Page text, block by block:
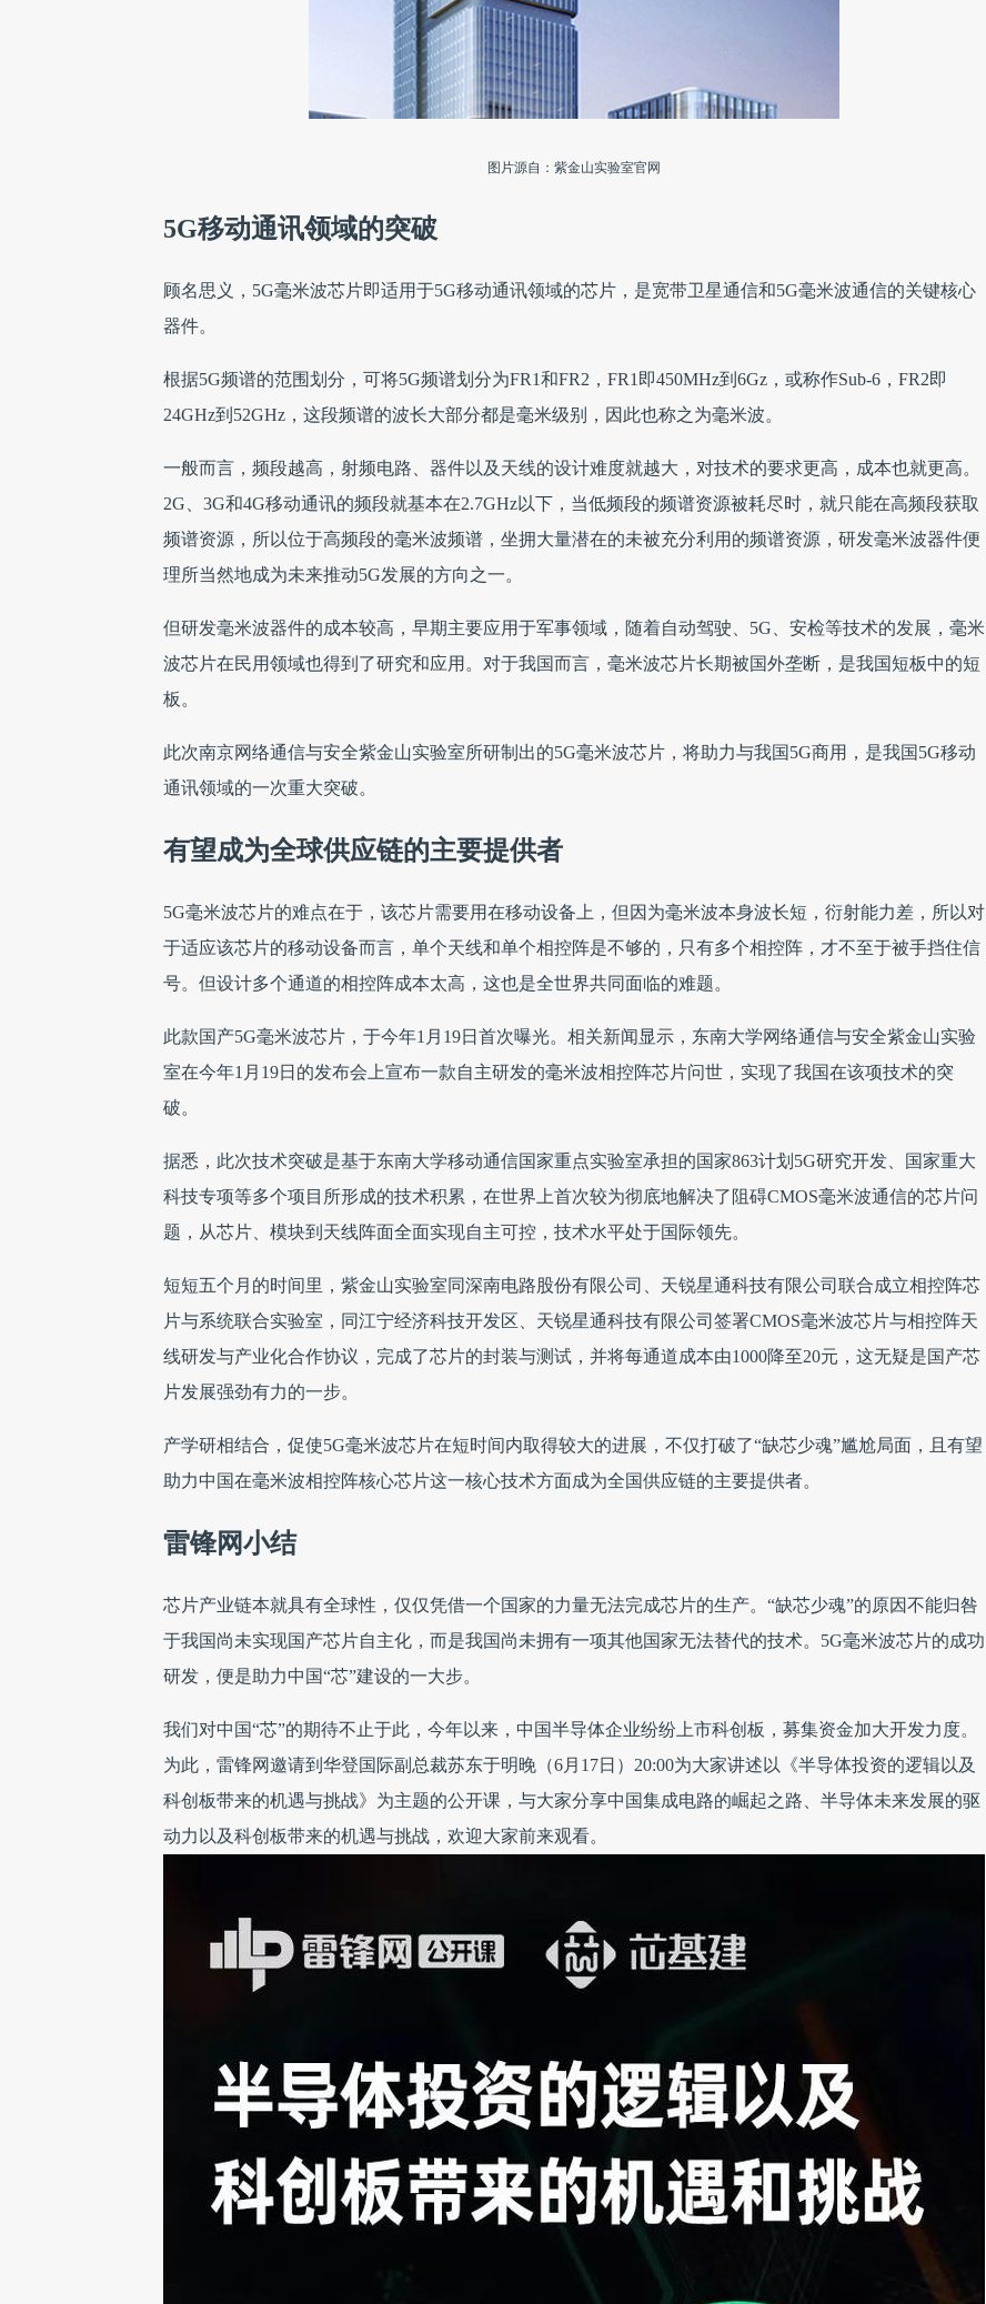
图片源自：紫金山实验室官网
5G移动通讯领域的突破
顾名思义，5G毫米波芯片即适用于5G移动通讯领域的芯片，是宽带卫星通信和5G毫米波通信的关键核心
器件。
根据5G频谱的范围划分，可将5G频谱划分为FR1和FR2，FR1即450MHz到6Gz，或称作Sub-6，FR2即
24GHz到52GHz，这段频谱的波长大部分都是毫米级别，因此也称之为毫米波。
一般而言，频段越高，射频电路、器件以及天线的设计难度就越大，对技术的要求更高，成本也就更高。
2G、3G和4G移动通讯的频段就基本在2.7GHz以下，当低频段的频谱资源被耗尽时，就只能在高频段获取
频谱资源，所以位于高频段的毫米波频谱，坐拥大量潜在的未被充分利用的频谱资源，研发毫米波器件便
理所当然地成为未来推动5G发展的方向之一。
但研发毫米波器件的成本较高，早期主要应用于军事领域，随着自动驾驶、5G、安检等技术的发展，毫米
波芯片在民用领域也得到了研究和应用。对于我国而言，毫米波芯片长期被国外垄断，是我国短板中的短
板。
此次南京网络通信与安全紫金山实验室所研制出的5G毫米波芯片，将助力与我国5G商用，是我国5G移动
通讯领域的一次重大突破。
有望成为全球供应链的主要提供者
5G毫米波芯片的难点在于，该芯片需要用在移动设备上，但因为毫米波本身波长短，衍射能力差，所以对
于适应该芯片的移动设备而言，单个天线和单个相控阵是不够的，只有多个相控阵，才不至于被手挡住信
号。但设计多个通道的相控阵成本太高，这也是全世界共同面临的难题。
此款国产5G毫米波芯片，于今年1月19日首次曝光。相关新闻显示，东南大学网络通信与安全紫金山实验
室在今年1月19日的发布会上宣布一款自主研发的毫米波相控阵芯片问世，实现了我国在该项技术的突
破。
据悉，此次技术突破是基于东南大学移动通信国家重点实验室承担的国家863计划5G研究开发、国家重大
科技专项等多个项目所形成的技术积累，在世界上首次较为彻底地解决了阻碍CMOS毫米波通信的芯片问
题，从芯片、模块到天线阵面全面实现自主可控，技术水平处于国际领先。
短短五个月的时间里，紫金山实验室同深南电路股份有限公司、天锐星通科技有限公司联合成立相控阵芯
片与系统联合实验室，同江宁经济科技开发区、天锐星通科技有限公司签署CMOS毫米波芯片与相控阵天
线研发与产业化合作协议，完成了芯片的封装与测试，并将每通道成本由1000降至20元，这无疑是国产芯
片发展强劲有力的一步。
产学研相结合，促使5G毫米波芯片在短时间内取得较大的进展，不仅打破了“缺芯少魂”尴尬局面，且有望
助力中国在毫米波相控阵核心芯片这一核心技术方面成为全国供应链的主要提供者。
雷锋网小结
芯片产业链本就具有全球性，仅仅凭借一个国家的力量无法完成芯片的生产。“缺芯少魂”的原因不能归咎
于我国尚未实现国产芯片自主化，而是我国尚未拥有一项其他国家无法替代的技术。5G毫米波芯片的成功
研发，便是助力中国“芯”建设的一大步。
我们对中国“芯”的期待不止于此，今年以来，中国半导体企业纷纷上市科创板，募集资金加大开发力度。
为此，雷锋网邀请到华登国际副总裁苏东于明晚（6月17日）20:00为大家讲述以《半导体投资的逻辑以及
科创板带来的机遇与挑战》为主题的公开课，与大家分享中国集成电路的崛起之路、半导体未来发展的驱
动力以及科创板带来的机遇与挑战，欢迎大家前来观看。